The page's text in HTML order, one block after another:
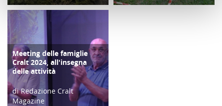
18/08/25
COPERTINA
Meeting delle famiglie
Cralt 2024, all'insegna
delle attività
di Redazione Cralt
Magazine